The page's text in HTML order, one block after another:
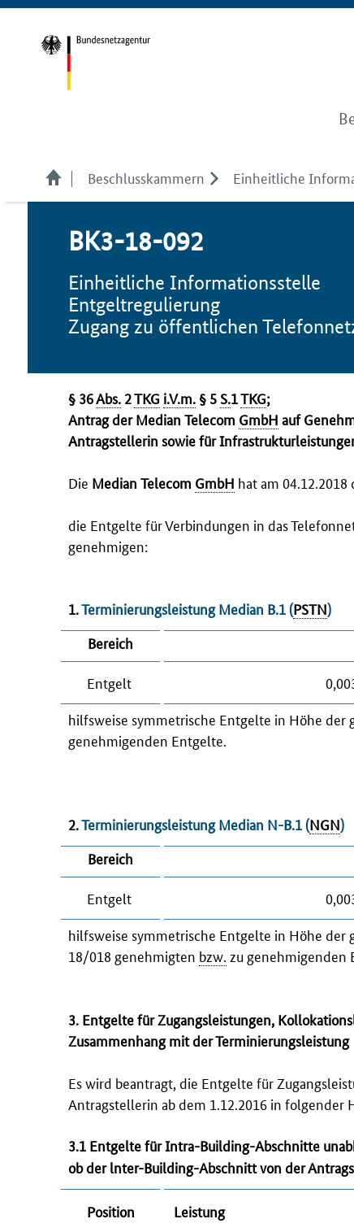
Beschlusskammern Einheitliche
BK3-18-092
Einheitliche Informationsstelle
Entgeltregulierung
Zugang zu öffentlichen
§ 36Abs. 2TKG i.V.m.§ 5 S.1 TKG;
Antrag der Median Telecom GmbH auf
Antragstellerin sowie für
Die Median Telecom GmbH hat am 04.12.2018
die Entgelte für Verbindungen in das
genehmigen:
1.Terminierungsleistung Median B.1 (PSTN)
Bereich
Entgelt
hilfsweise symmetrische Entgelte in Höhe der
genehmigenden Entgelte.
2.Terminierungsleistung Median N-B.1 (NGN)
Bereich
Entgelt
hilfsweise symmetrische Entgelte in Höhe der
18/018 genehmigten bzw. zu genehmigenden
3. Entgelte für Zugangsleistungen,
Zusammenhang mit der Terminierungsleistung
Es wird beantragt, die Entgelte für
Antragstellerin ab dem 1.12.2016 in folgender
3.1 Entgelte fürIntra-Building-Abschnitte
ob derlnter-Building-Abschnitt von der
Position Leistung